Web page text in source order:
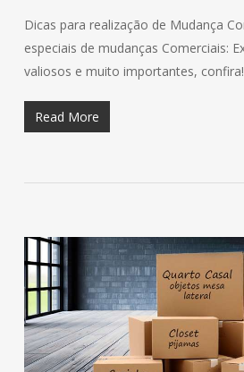
Dicas para realização de Mudança
especiais de mudanças Comerciais:
valiosos e muito importantes, confira!
Read More